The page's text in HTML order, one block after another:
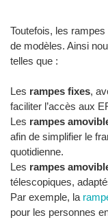
Toutefois, les
de modèles. Ainsi
telles que :
Les rampes fixes,
faciliter l’accès aux
Les rampes
afin de simplifier le
quotidienne.
Les rampes
télescopiques,
Par exemple, la
pour les personnes